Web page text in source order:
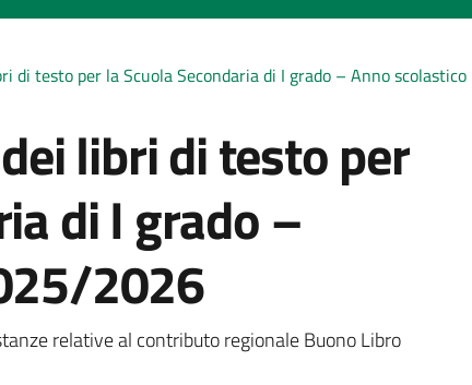
di testo per la Scuola Secondaria di I grado – Anno
libri di testo per
di I grado –
2026
relative al contributo regionale Buono Libro